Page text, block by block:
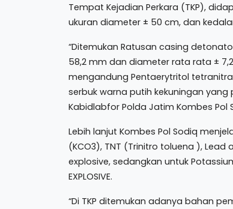
Tempat Kejadian Perkara (TKP),
ukuran diameter ± 50 cm, dan
“Ditemukan Ratusan casing
58,2 mm dan diameter rata rata ±
mengandung Pentaerytritol
serbuk warna putih kekuningan
Kabidlabfor Polda Jatim Kombes Pol
Lebih lanjut Kombes Pol Sodiq
(KCO3), TNT (Trinitro toluena ),
explosive, sedangkan untuk
EXPLOSIVE.
“Di TKP ditemukan adanya bahan